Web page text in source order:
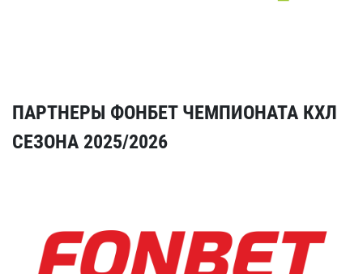
ПАРТНЕРЫ ФОНБЕТ ЧЕМПИОНАТА КХЛ
СЕЗОНА 2025/2026